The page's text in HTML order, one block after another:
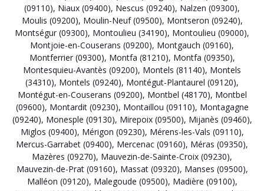
(09110), Niaux (09400), Nescus (09240), Nalzen (09300),
Moulis (09200), Moulin-Neuf (09500), Montseron (09240),
Montségur (09300), Montoulieu (34190), Montoulieu (09000),
Montjoie-en-Couserans (09200), Montgauch (09160),
Montferrier (09300), Montfa (81210), Montfa (09350),
Montesquieu-Avantès (09200), Montels (81140), Montels
(34310), Montels (09240), Montégut-Plantaurel (09120),
Montégut-en-Couserans (09200), Montbel (48170), Montbel
(09600), Montardit (09230), Montaillou (09110), Montagagne
(09240), Monesple (09130), Mirepoix (09500), Mijanès (09460),
Miglos (09400), Mérigon (09230), Mérens-les-Vals (09110),
Mercus-Garrabet (09400), Mercenac (09160), Méras (09350),
Mazères (09270), Mauvezin-de-Sainte-Croix (09230),
Mauvezin-de-Prat (09160), Massat (09320), Manses (09500),
Malléon (09120), Malegoude (09500), Madière (09100),